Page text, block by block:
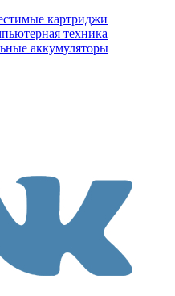
картриджи
техника
аккумуляторы